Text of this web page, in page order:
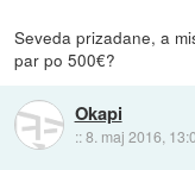
Seveda prizadane, a
par po 500€?
Okapi
::8. maj 2016,